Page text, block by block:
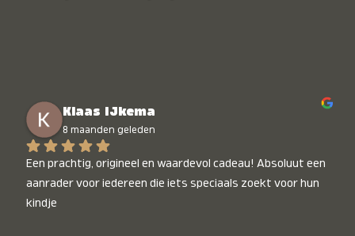
Klaas IJkema
8 maanden geleden
Een prachtig, origineel en waardevol cadeau! Absoluut een
aanrader voor iedereen die iets speciaals zoekt voor hun
kindje